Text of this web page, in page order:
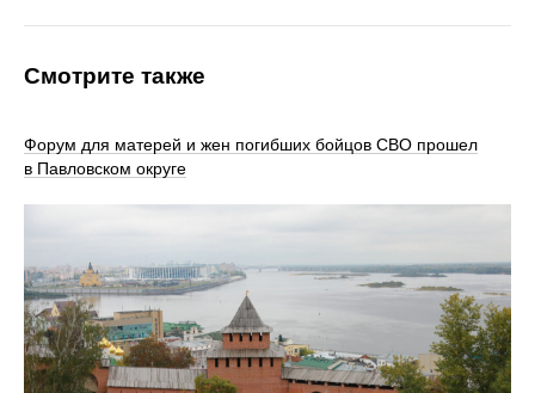
Смотрите также
Форум для матерей и жен погибших бойцов СВО прошел
в Павловском округе